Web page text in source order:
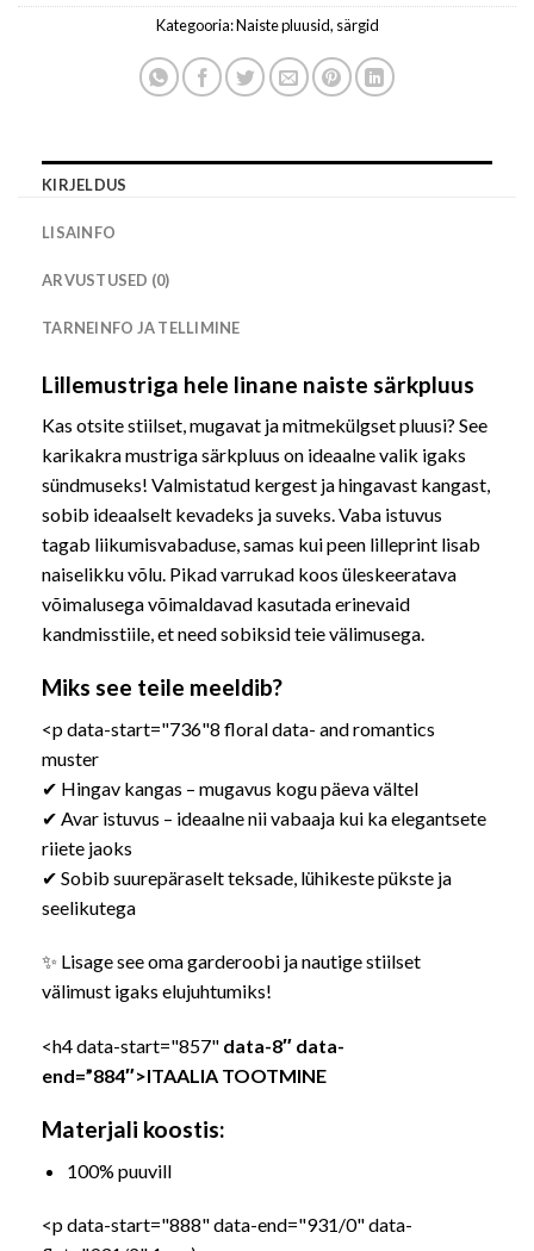
Kategooria:Naiste pluusid, särgid
KIRJELDUS
LISAINFO
ARVUSTUSED (0)
TARNEINFO JA TELLIMINE
Lillemustriga hele linane naiste särkpluus
Kas otsite stiilset, mugavat ja mitmekülgset pluusi? See
karikakra mustriga särkpluus on ideaalne valik igaks
sündmuseks! Valmistatud kergest ja hingavast kangast,
sobib ideaalselt kevadeks ja suveks. Vaba istuvus
tagab liikumisvabaduse, samas kui peen lilleprint lisab
naiselikku võlu. Pikad varrukad koos üleskeeratava
võimalusega võimaldavad kasutada erinevaid
kandmisstiile, et need sobiksid teie välimusega.
Miks see teile meeldib?
<p data-start="736"8 floral data- and romantics
muster
✔ Hingav kangas – mugavus kogu päeva vältel
✔ Avar istuvus – ideaalne nii vabaaja kui ka elegantsete
riiete jaoks
✔ Sobib suurepäraselt teksade, lühikeste pükste ja
seelikutega
✨ Lisage see oma garderoobi ja nautige stiilset
välimust igaks elujuhtumiks!
<h4 data-start="857" data-8″ data-
end=”884″>ITAALIA TOOTMINE
Materjali koostis:
100% puuvill
<p data-start="888" data-end="931/0" data-